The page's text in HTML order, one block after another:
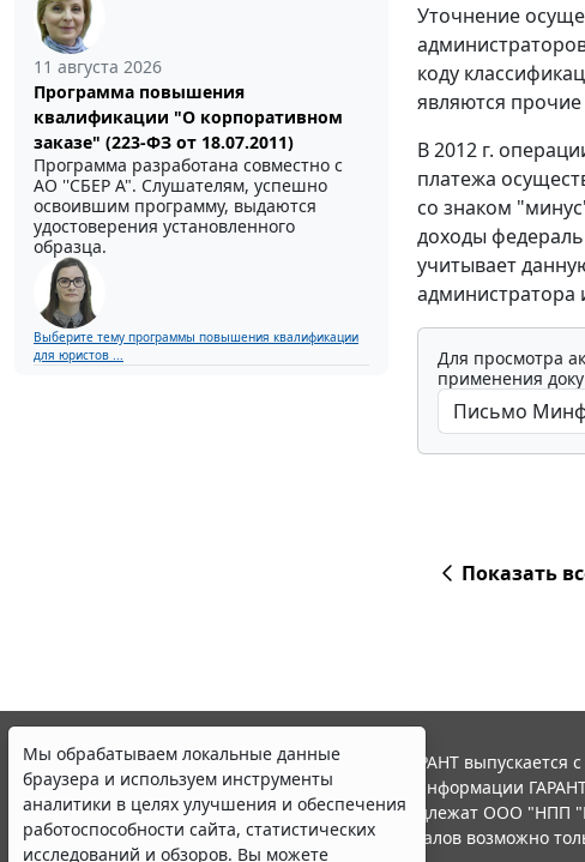
11 августа 2026
Программа повышения
квалификации "О корпоративном
заказе" (223-ФЗ от 18.07.2011)
Программа разработана совместно с
АО ''СБЕР А". Слушателям, успешно
освоившим программу, выдаются
удостоверения установленного
образца.
Выберите тему программы повышения квалификации
для юристов ...
Уточнение
коду
являются
В 2012 г.
платежа
со знаком
доходы
учитывает
администратора
Для просмотра
применения
Показать
Мы обрабатываем локальные данные
браузера и используем инструменты
аналитики в целях улучшения и обеспечения
работоспособности сайта, статистических
исследований и обзоров. Вы можете
© ООО "НПП "ГАРАНТ-СЕРВИС", 2026. Система ГАРАНТ выпускается
участниками Российской ассоциации правовой информации
Все права на материалы сайта ГАРАНТ.РУ принадлежат ООО "НПП
Полное или частичное воспроизведение материалов возможно